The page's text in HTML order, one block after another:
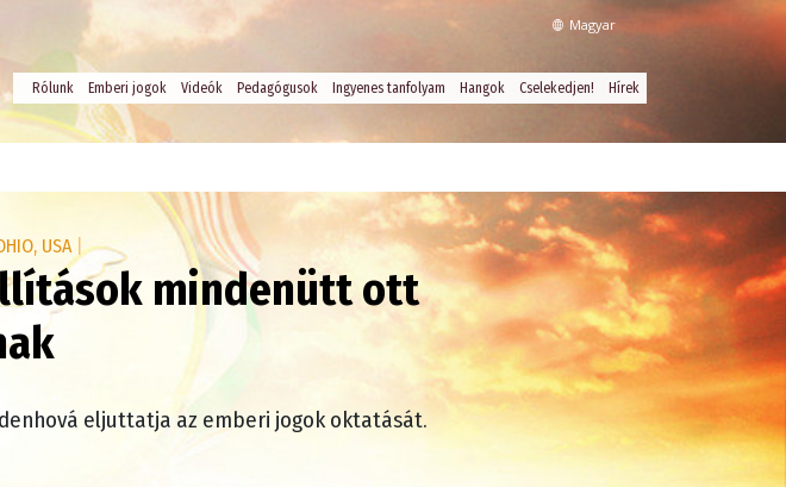
Magyar
Rólunk Emberi jogok Videók Pedagógusok Ingyenes tanfolyam Hangok Cselekedjen! Hírek
USA |
mindenütt ott
eljuttatja az emberi jogok oktatását.